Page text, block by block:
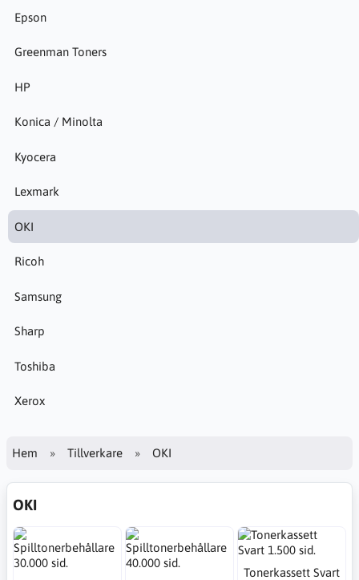
Epson
Greenman Toners
HP
Konica / Minolta
Kyocera
Lexmark
OKI
Ricoh
Samsung
Sharp
Toshiba
Xerox
Hem Tillverkare OKI
OKI
Tonerkassett Svart